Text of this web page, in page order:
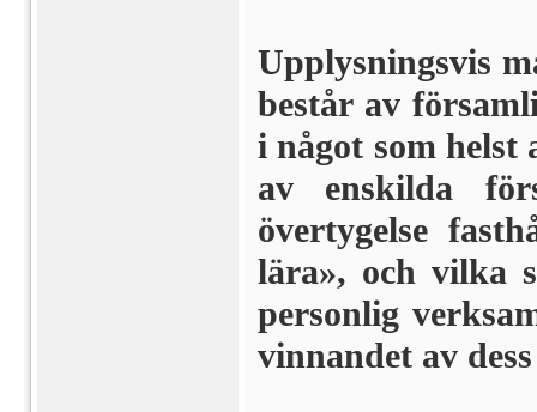
Upplysningsvis
består av
i något som helst
av enskilda
övertygelse
lära», och vilka
personlig
vinnandet av